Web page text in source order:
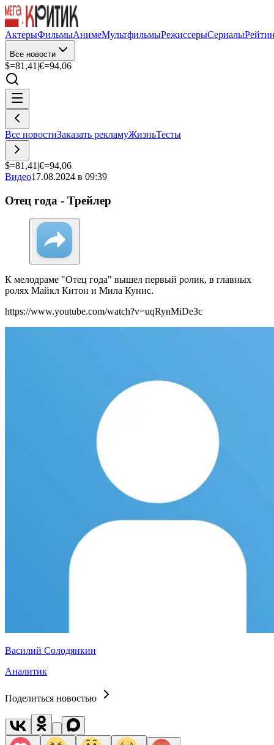
АктерыФильмыАнимеМультфильмыРежиссерыСериалы
Все новости
$=81,41 |€=94,06
Все новостиЗаказать рекламуЖизньТесты
$=81,41 |€=94,06
Видео17.08.2024 в 09:39
Отец года - Трейлер
К мелодраме "Отец года" вышел первый ролик, в главных
ролях Майкл Китон и Мила Кунис.
https://www.youtube.com/watch?v=uqRynMiDe3c
Василий Солодянкин
Аналитик
Поделиться новостью